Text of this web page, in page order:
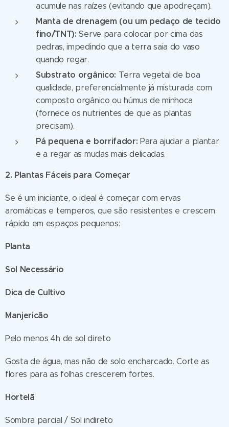
acumule nas raízes (evitando que apodreçam).
Manta de drenagem (ou um pedaço de tecido
fino/TNT): Serve para colocar por cima das
pedras, impedindo que a terra saia do vaso
quando regar.
Substrato orgânico: Terra vegetal de boa
qualidade, preferencialmente já misturada com
composto orgânico ou húmus de minhoca
(fornece os nutrientes de que as plantas
precisam).
Pá pequena e borrifador: Para ajudar a plantar
e a regar as mudas mais delicadas.
2. Plantas Fáceis para Começar
Se é um iniciante, o ideal é começar com ervas
aromáticas e temperos, que são resistentes e crescem
rápido em espaços pequenos:
Planta
Sol Necessário
Dica de Cultivo
Manjericão
Pelo menos 4h de sol direto
Gosta de água, mas não de solo encharcado. Corte as
flores para as folhas crescerem fortes.
Hortelã
Sombra parcial / Sol indireto